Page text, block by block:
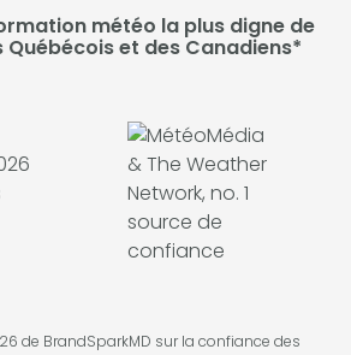
météo la plus digne de
et des Canadiens*
de BrandSparkMD sur la confiance des